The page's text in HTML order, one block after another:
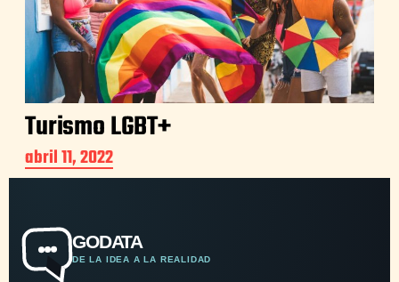
Turismo LGBT+
abril 11, 2022
GODATA
DE LA IDEA A LA REALIDAD